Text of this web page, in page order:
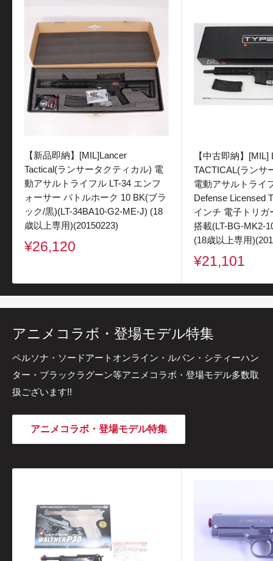
【新品即納】[MIL]Lancer
Tactical(ランサータクティカル) 電
動アサルトライフル LT-34 エンフ
ォーサー バトルホーク 10 BK(ブラ
ック/黒)(LT-34BA10-G2-ME-J) (18
歳以上専用)(20150223)
販
格
¥26,120
【中古即納】[MIL]
TACTICAL(ランサ
電動アサルトライ
Defense Licensed
インチ 電子トリガ
搭載(LT-BG-MK2-
(18歳以上専用
販
価
格
¥21,101
アニメコラボ・登場モデル特集
ペルソナ・ソードアートオンライン・ルパン・シティーハン
ター・ブラックラグーン等アニメコラボ・登場モデル多数取
扱ございます!!
アニメコラボ・登場モデル特集